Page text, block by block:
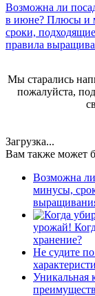
Возможна ли
в июне? Плюсы и
сроки,
правила
Мы старались
пожалуйста,
Загрузка...
Вам также может
Возможна
минусы,
урожай!
хранение?
Не судите
Уникальная